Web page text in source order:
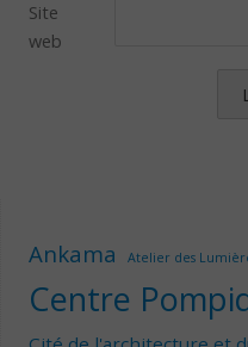
Site
web
Ankama Atelier des
Centre